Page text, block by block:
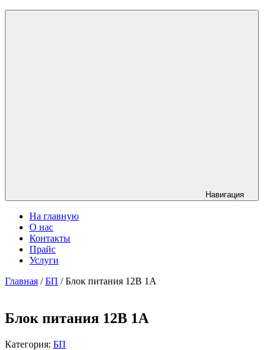
Навигация
На главную
О нас
Контакты
Прайс
Услуги
Главная /БП / Блок питания 12В 1А
Блок питания 12В 1А
Категория: БП